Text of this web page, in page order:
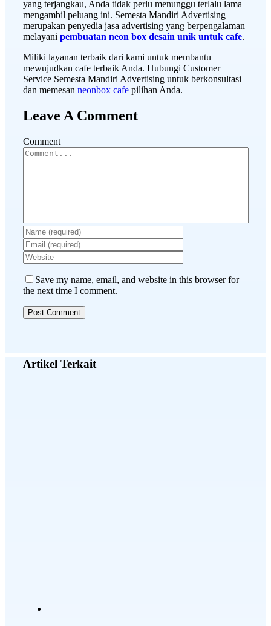
yang terjangkau, Anda tidak perlu menunggu terlalu lama
mengambil peluang ini. Semesta Mandiri Advertising
merupakan penyedia jasa advertising yang berpengalaman
melayani pembuatan neon box desain unik untuk cafe.
Miliki layanan terbaik dari kami untuk membantu
mewujudkan cafe terbaik Anda. Hubungi Customer
Service Semesta Mandiri Advertising untuk berkonsultasi
dan memesan neonbox cafe pilihan Anda.
Leave A Comment
Comment
Save my name, email, and website in this browser for
the next time I comment.
Artikel Terkait